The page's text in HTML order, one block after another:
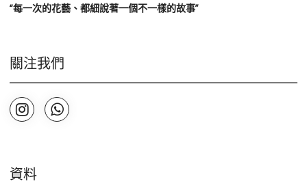
“每一次的花藝、都細說著一個不一樣的故事”
關注我們
資料